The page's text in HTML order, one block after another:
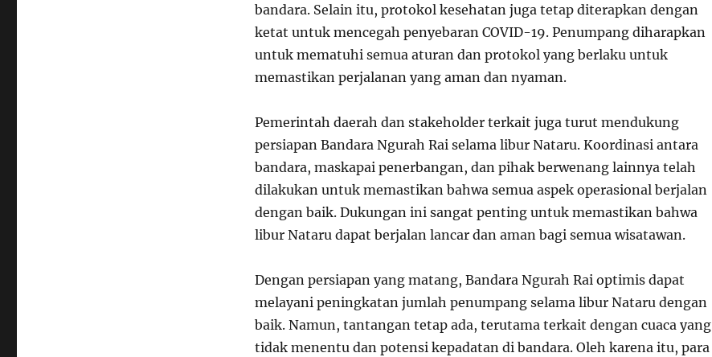
bandara. Selain itu, protokol kesehatan juga tetap diterapkan dengan
ketat untuk mencegah penyebaran COVID-19. Penumpang diharapkan
untuk mematuhi semua aturan dan protokol yang berlaku untuk
memastikan perjalanan yang aman dan nyaman.
Pemerintah daerah dan stakeholder terkait juga turut mendukung
persiapan Bandara Ngurah Rai selama libur Nataru. Koordinasi antara
bandara, maskapai penerbangan, dan pihak berwenang lainnya telah
dilakukan untuk memastikan bahwa semua aspek operasional berjalan
dengan baik. Dukungan ini sangat penting untuk memastikan bahwa
libur Nataru dapat berjalan lancar dan aman bagi semua wisatawan.
Dengan persiapan yang matang, Bandara Ngurah Rai optimis dapat
melayani peningkatan jumlah penumpang selama libur Nataru dengan
baik. Namun, tantangan tetap ada, terutama terkait dengan cuaca yang
tidak menentu dan potensi kepadatan di bandara. Oleh karena itu, para